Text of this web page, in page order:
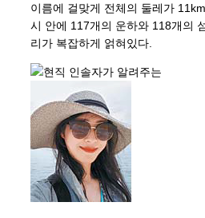
이름에 걸맞게 전체의 둘레가
시 안에 117개의 운하와 118개의
리가 복잡하게 얽혀있다.